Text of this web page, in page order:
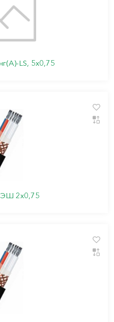
LS, 5х0,75
2х0,75